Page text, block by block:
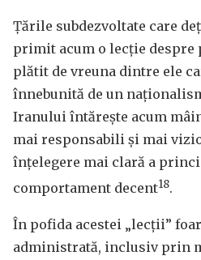
Țările subdezvoltate care
primit acum o lecție despre
plătit de vreuna dintre ele
înnebunită de un
Iranului întărește acum
mai responsabili și mai
înțelegere mai clară a
comportament decent18.
În pofida acestei „lecții”
administrată, inclusiv prin